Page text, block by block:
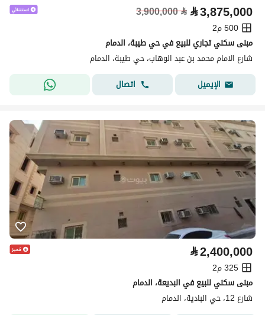
⃁3,875,000
⃁
3,900,000
500 م2
مبنى سكني تجاري للبيع في حي طيبة، الدمام
شارع الامام محمد بن عبد الوهاب، حي طيبة، الدمام
الإيميل
اتصال
⃁2,400,000
325 م2
مبنى سكني للبيع في البديعة، الدمام
شارع 12، حي البادية، الدمام